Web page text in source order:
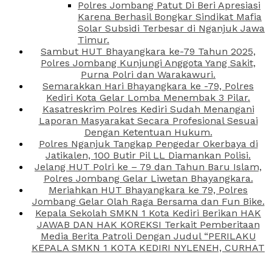
Polres Jombang Patut Di Beri Apresiasi
Karena Berhasil Bongkar Sindikat Mafia
Solar Subsidi Terbesar di Nganjuk Jawa
Timur.
Sambut HUT Bhayangkara ke-79 Tahun 2025,
Polres Jombang Kunjungi Anggota Yang Sakit,
Purna Polri dan Warakawuri.
Semarakkan Hari Bhayangkara ke -79, Polres
Kediri Kota Gelar Lomba Menembak 3 Pilar.
Kasatreskrim Polres Kediri Sudah Menangani
Laporan Masyarakat Secara Profesional Sesuai
Dengan Ketentuan Hukum.
Polres Nganjuk Tangkap Pengedar Okerbaya di
Jatikalen, 100 Butir Pil LL Diamankan Polisi.
Jelang HUT Polri ke – 79 dan Tahun Baru Islam,
Polres Jombang Gelar Liwetan Bhayangkara.
Meriahkan HUT Bhayangkara ke 79, Polres
Jombang Gelar Olah Raga Bersama dan Fun Bike.
Kepala Sekolah SMKN 1 Kota Kediri Berikan HAK
JAWAB DAN HAK KOREKSI Terkait Pemberitaan
Media Berita Patroli Dengan Judul “PERILAKU
KEPALA SMKN 1 KOTA KEDIRI NYLENEH, CURHAT